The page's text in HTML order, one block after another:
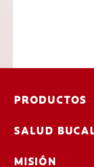
PRODUCTOS
SALUD
MISIÓN